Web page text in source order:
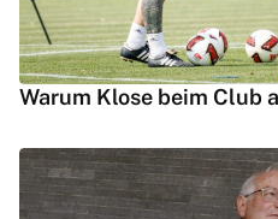
Warum Klose beim Club